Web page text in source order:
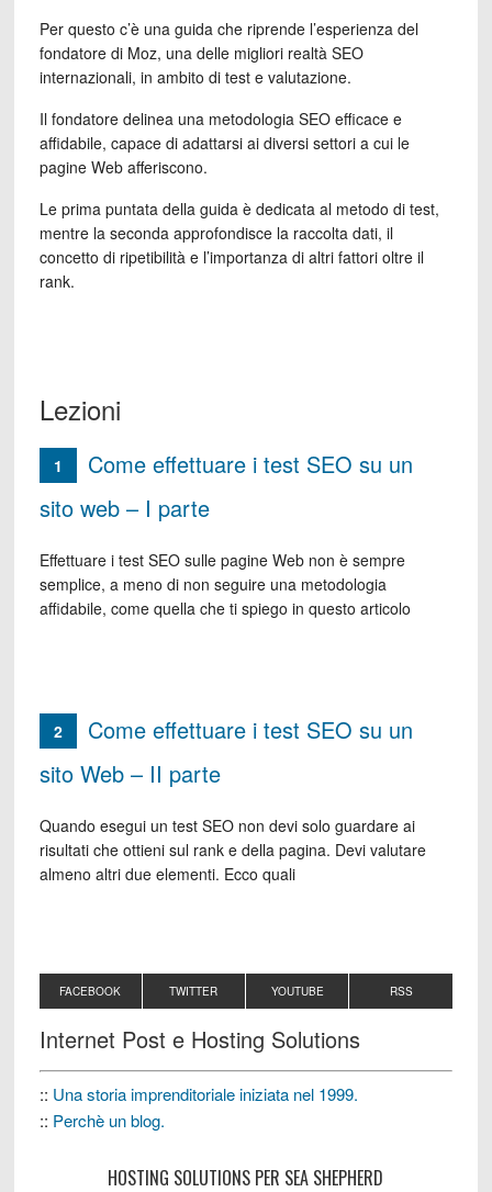
Per questo c’è una guida che riprende l’esperienza del
fondatore di Moz, una delle migliori realtà SEO
internazionali, in ambito di test e valutazione.
Il fondatore delinea una metodologia SEO efficace e
affidabile, capace di adattarsi ai diversi settori a cui le
pagine Web afferiscono.
Le prima puntata della guida è dedicata al metodo di test,
mentre la seconda approfondisce la raccolta dati, il
concetto di ripetibilità e l’importanza di altri fattori oltre il
rank.
Lezioni
1
Come effettuare i test SEO su un
sito web – I parte
Effettuare i test SEO sulle pagine Web non è sempre
semplice, a meno di non seguire una metodologia
affidabile, come quella che ti spiego in questo articolo
2
Come effettuare i test SEO su un
sito Web – II parte
Quando esegui un test SEO non devi solo guardare ai
risultati che ottieni sul rank e della pagina. Devi valutare
almeno altri due elementi. Ecco quali
FACEBOOK TWITTER YOUTUBE RSS
Internet Post e Hosting Solutions
:: Una storia imprenditoriale iniziata nel 1999.
:: Perchè un blog.
HOSTING SOLUTIONS PER SEA SHEPHERD